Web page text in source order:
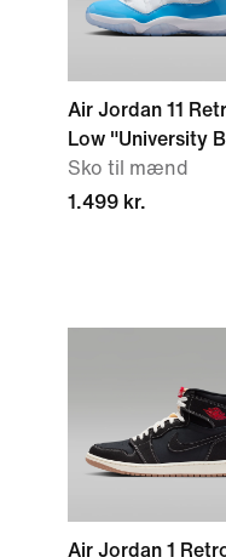
Air Jordan 11
Low "University
Sko til mænd
1.499 kr.
Air Jordan 1